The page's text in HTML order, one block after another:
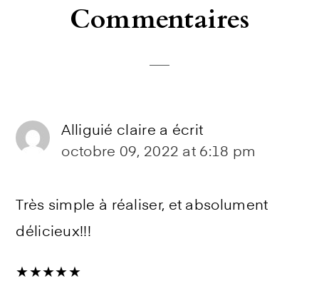
ReaderCommentaires
Alliguié claire a écrit
octobre 09, 2022 at 6:18 pm
Très simple à réaliser, et absolument
délicieux!!!
★★★★★